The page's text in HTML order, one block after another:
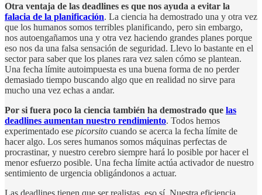
Otra ventaja de las deadlines es que nos ayuda a evitar la
falacia de la planificación. La ciencia ha demostrado una y otra vez
que los humanos somos terribles planificando, pero sin embargo,
nos autoengañamos una y otra vez haciendo grandes planes porque
eso nos da una falsa sensación de seguridad. Llevo lo bastante en el
sector para saber que los planes rara vez salen cómo se plantean.
Una fecha límite autoimpuesta es una buena forma de no perder
demasiado tiempo buscando algo que en realidad no sirve para
mucho una vez echas a andar.
Por si fuera poco la ciencia también ha demostrado que las
deadlines aumentan nuestro rendimiento. Todos hemos
experimentado ese picorsito cuando se acerca la fecha límite de
hacer algo. Los seres humanos somos máquinas perfectas de
procrastinar, y nuestro cerebro siempre hará lo posible por hacer el
menor esfuerzo posible. Una fecha límite actúa activador de nuestro
sentimiento de urgencia obligándonos a actuar.
Las deadlines tienen que ser realistas, eso sí. Nuestra eficiencia